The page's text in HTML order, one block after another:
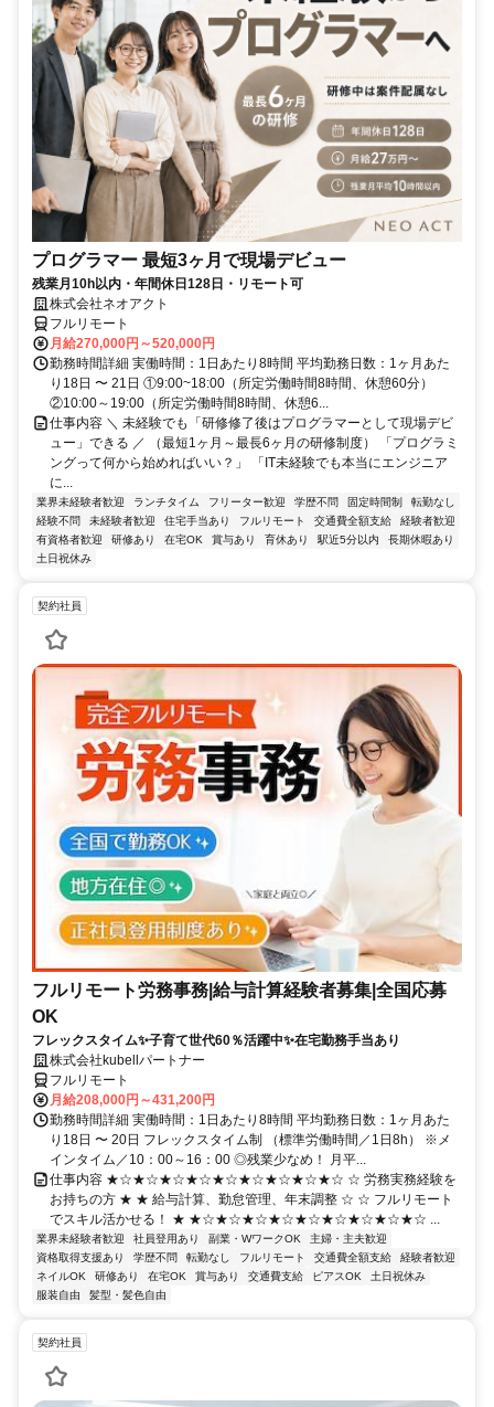
プログラマー 最短3ヶ月で現場デビュー
残業月10h以内・年間休日128日・リモート可
株式会社ネオアクト
フルリモート
月給270,000円～520,000円
勤務時間詳細 実働時間：1日あたり8時間 平均勤務日数：1ヶ月あた
り18日 〜 21日 ①9:00~18:00（所定労働時間8時間、休憩60分）
②10:00～19:00（所定労働時間8時間、休憩6...
仕事内容 ＼ 未経験でも「研修修了後はプログラマーとして現場デビ
ュー」できる ／ （最短1ヶ月～最長6ヶ月の研修制度） 「プログラミ
ングって何から始めればいい？」 「IT未経験でも本当にエンジニア
に...
業界未経験者歓迎 ランチタイム フリーター歓迎 学歴不問 固定時間制
転勤なし
経験不問
未経験者歓迎 住宅手当あり フルリモート 交通費全額支給
経験者歓迎
有資格者歓迎
研修あり 在宅OK 賞与あり 育休あり 駅近5分以内
長期休暇あり
土日祝休み
契約社員
フルリモート労務事務|給与計算経験者募集|全国応募
OK
フレックスタイム✨子育て世代60％活躍中✨在宅勤務手当あり
株式会社kubellパートナー
フルリモート
月給208,000円～431,200円
勤務時間詳細 実働時間：1日あたり8時間 平均勤務日数：1ヶ月あた
り18日 〜 20日 フレックスタイム制 （標準労働時間／1日8h） ※メ
インタイム／10：00～16：00 ◎残業少なめ！ 月平...
仕事内容 ★☆★☆★☆★☆★☆★☆★☆★☆★☆ ☆ 労務実務経験を
お持ちの方 ★ ★ 給与計算、勤怠管理、年末調整 ☆ ☆ フルリモート
でスキル活かせる！ ★ ★☆★☆★☆★☆★☆★☆★☆★☆★☆ ...
業界未経験者歓迎 社員登用あり 副業・WワークOK
主婦・主夫歓迎
資格取得支援あり
学歴不問 転勤なし フルリモート 交通費全額支給
経験者歓迎
ネイルOK
研修あり 在宅OK 賞与あり 交通費支給 ピアスOK
土日祝休み
服装自由
髪型・髪色自由
契約社員